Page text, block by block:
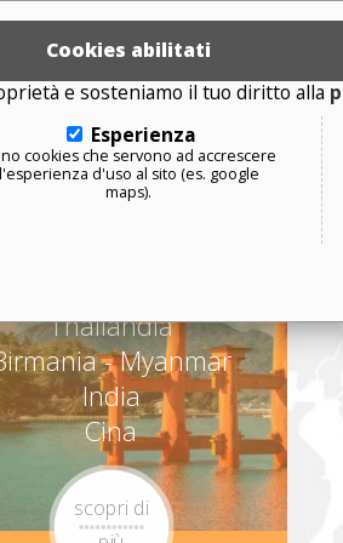
Asia
Vietnam
Thailandia
- Myanmar
India
Cina
scopri di
Cookies abilitati
e sosteniamo il tuo diritto alla
Esperienza
cookies che servono ad accrescere
l'esperienza d'uso al sito (es. google
maps).